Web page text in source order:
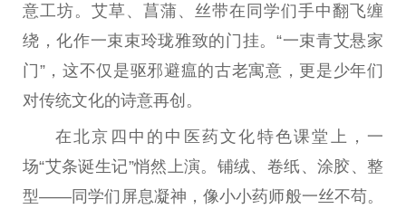
意工坊。艾草、菖蒲、丝带在同学们手中翻飞缠
绕，化作一束束玲珑雅致的门挂。“一束青艾悬家
门”，这不仅是驱邪避瘟的古老寓意，更是少年们
对传统文化的诗意再创。
在北京四中的 中医药文化特色课堂上，一
场“艾条诞生记”悄然上演。铺绒、卷纸、涂胶、整
型——同学们屏息凝神，像小小药师般一丝不苟。